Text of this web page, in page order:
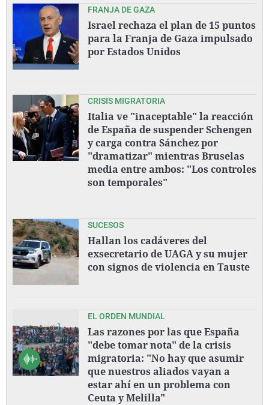
FRANJA DE GAZA
Israel rechaza el plan de 15 puntos
para la Franja de Gaza impulsado
por Estados Unidos
CRISIS MIGRATORIA
Italia ve "inaceptable" la reacción
de España de suspender Schengen
y carga contra Sánchez por
"dramatizar" mientras Bruselas
media entre ambos: "Los controles
son temporales"
SUCESOS
Hallan los cadáveres del
exsecretario de UAGA y su mujer
con signos de violencia en Tauste
EL ORDEN MUNDIAL
Las razones por las que España
"debe tomar nota" de la crisis
migratoria: "No hay que asumir
que nuestros aliados vayan a
estar ahí en un problema con
Ceuta y Melilla"